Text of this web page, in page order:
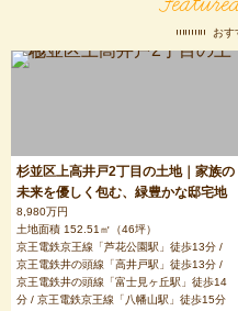
おす
杉並区上高井戸2丁目の土地｜家族の
未来を優しく包む、緑豊かな邸宅地
8,980万円
土地面積 152.51㎡（46坪）
京王電鉄京王線「芦花公園駅」徒歩13分 /
京王電鉄井の頭線「高井戸駅」徒歩13分 /
京王電鉄井の頭線「富士見ヶ丘駅」徒歩14
分 / 京王電鉄京王線「八幡山駅」徒歩15分